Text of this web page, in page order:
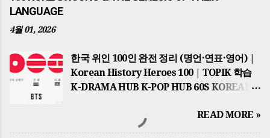
LANGUAGE
4월 01, 2026
한국 위인 100인 완전 정리 (명언·연표·영어) |
Korean History Heroes 100 | TOPIK 학습
K-DRAMA HUB K-POP HUB 60S KOREAN
HISTORICAL JOB & NEWS PSA KOREAN
REAL TASTE TOP 10 POST 📌 2026년 최신
READ MORE »